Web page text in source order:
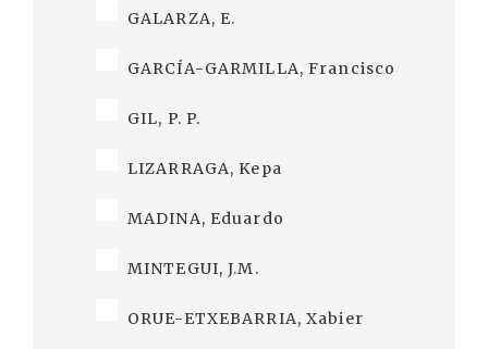
GALARZA, E.
GARCÍA-GARMILLA, Francisco
GIL, P. P.
LIZARRAGA, Kepa
MADINA, Eduardo
MINTEGUI, J.M.
ORUE-ETXEBARRIA, Xabier